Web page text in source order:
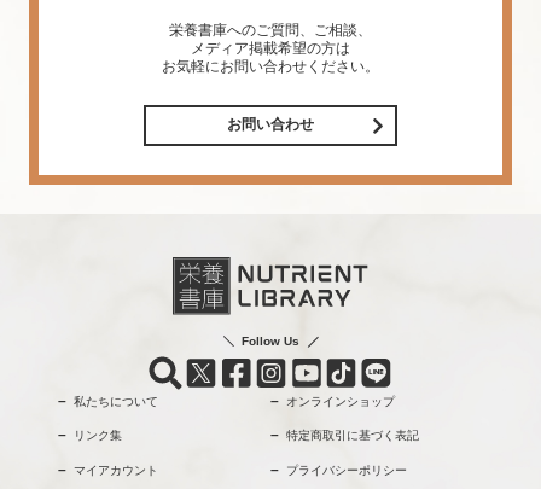
栄養書庫へのご質問、ご相談、
メディア掲載希望の方は
お気軽にお問い合わせください。
お問い合わせ
Follow Us
私たちについて オンラインショップ
リンク集 特定商取引に基づく表記
マイアカウント プライバシーポリシー